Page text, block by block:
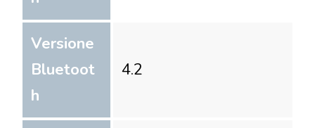
Versione
Bluetoot
h
4.2